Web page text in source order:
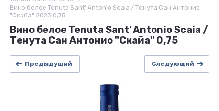
Вино белое Tenuta Sant’ Antonio Scaia / Тенута Сан Антонио
"Скайа" 2023 0,75
Вино белое Tenuta Sant’ Antonio Scaia /
Тенута Сан Антонио "Скайа" 0,75
Предыдущий Следующий